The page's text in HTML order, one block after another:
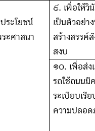
ระโยชน์
ะศาสนา
๙. เพื่อให้วิ
เป็นตัวอย่า
สร้างสรรค์
สงบ
๑๐. เพื่อส่ง
รถใช้ถนนมี
ระเบียบเรี
ความปลอ